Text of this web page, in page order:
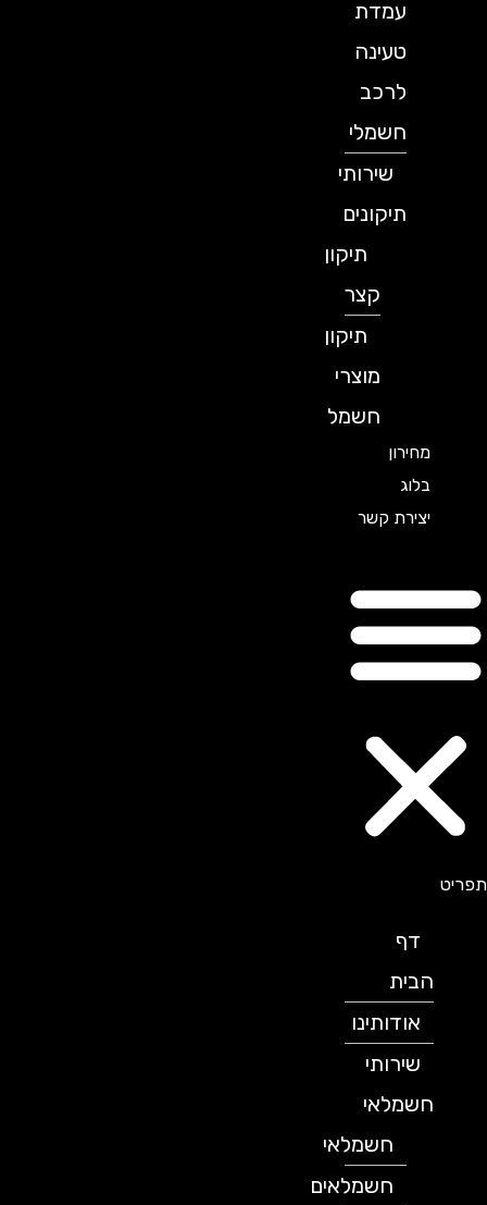
עמדת
טעינה
לרכב
חשמלי
שירותי
תיקונים
תיקון
תיקון
מוצרי
חשמל
מחירון
יצירת קשר
הבית
אודותינו
שירותי
חשמלאי
חשמלאי
חשמלאים